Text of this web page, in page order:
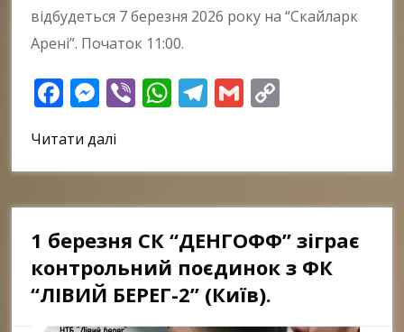
відбудеться 7 березня 2026 року на “Скайларк
Арені”. Початок 11:00.
Facebook
Messenger
ViberWhatsApp
Telegram
Gmail
Читати далі
1 березня СК “ДЕНГОФФ” зіграє
контрольний поєдинок з ФК
“ЛІВИЙ БЕРЕГ-2” (Київ).